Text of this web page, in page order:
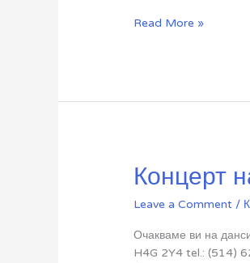
Музикално
Read More »
Концерт
Leave a Comment /
Очакваме ви на
H4G 2Y4 tel.: (514)